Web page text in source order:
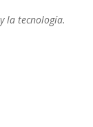
la tecnología.